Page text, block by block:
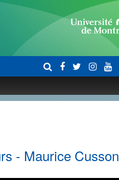
- Maurice Cusson